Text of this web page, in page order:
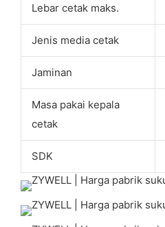
Lebar cetak maks.
Jenis media cetak
Jaminan
Masa pakai kepala
cetak
SDK